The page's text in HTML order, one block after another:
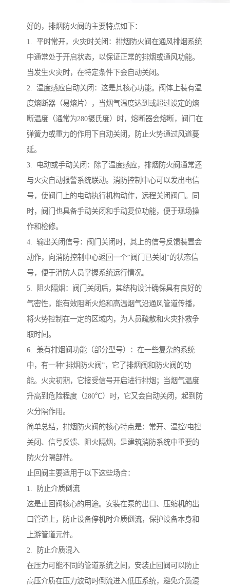
好的，排烟防火阀的主要特点如下：
1. 平时常开，火灾时关闭：排烟防火阀在通风排烟系统
中通常处于开启状态，以保证正常的排烟或通风功能。
当发生火灾时，在特定条件下会自动关闭。
2. 温度感应自动关闭：这是其核心功能。阀体上装有温
度熔断器（易熔片），当烟气温度达到或超过设定的熔
断温度（通常为280摄氏度）时，熔断器会熔断，阀门在
弹簧力或重力的作用下自动关闭，防止火势通过风道蔓
延。
3. 电动或手动关闭：除了温度感应，排烟防火阀通常还
与火灾自动报警系统联动。消防控制中心可以发出电信
号，使阀门上的电动执行机构动作，远程关闭阀门。同
时，阀门也具备手动关闭和手动复位功能，便于现场操
作和检修。
4. 输出关闭信号：阀门关闭时，其上的信号反馈装置会
动作，向消防控制中心返回一个“阀门已关闭”的状态信
号，便于消防人员掌握系统运行情况。
5. 阻火隔烟：阀门关闭后，其结构设计确保具有良好的
气密性，能有效阻断火焰和高温烟气沿通风管道传播，
将火势控制在一定的区域内，为人员疏散和火灾扑救争
取时间。
6. 兼有排烟阀功能（部分型号）：在一些复杂的系统
中，有一种“排烟防火阀”，它了排烟阀和防火阀的功
能。火灾初期，它接受信号开启进行排烟；当烟气温度
升高到危险程度（280℃）时，它又会自动关闭，起到防
火分隔作用。
简单总结，排烟防火阀的核心特点是：常开、温控/电控
关闭、信号反馈、阻火隔烟，是建筑消防系统中重要的
防火分隔部件。
止回阀主要适用于以下这些场合：
1. 防止介质倒流
这是止回阀核心的用途。安装在泵的出口、压缩机的出
口管道上，防止设备停机时介质倒流，保护设备本身和
上游管道元件。
2. 防止介质混入
在压力可能不同的管道系统之间，安装止回阀可以防止
高压介质在压力波动时倒流进入低压系统，避免介质混